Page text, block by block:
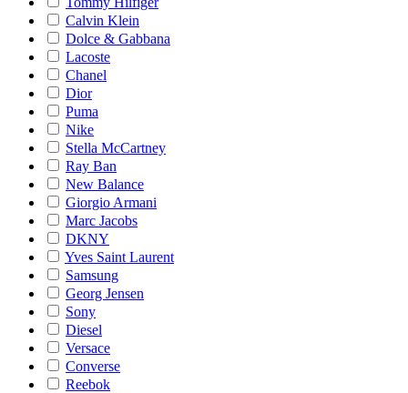
Calvin Klein
Dolce & Gabbana
Lacoste
Chanel
Dior
Puma
Nike
Stella McCartney
Ray Ban
New Balance
Giorgio Armani
Marc Jacobs
DKNY
Yves Saint Laurent
Samsung
Georg Jensen
Sony
Diesel
Versace
Converse
Reebok